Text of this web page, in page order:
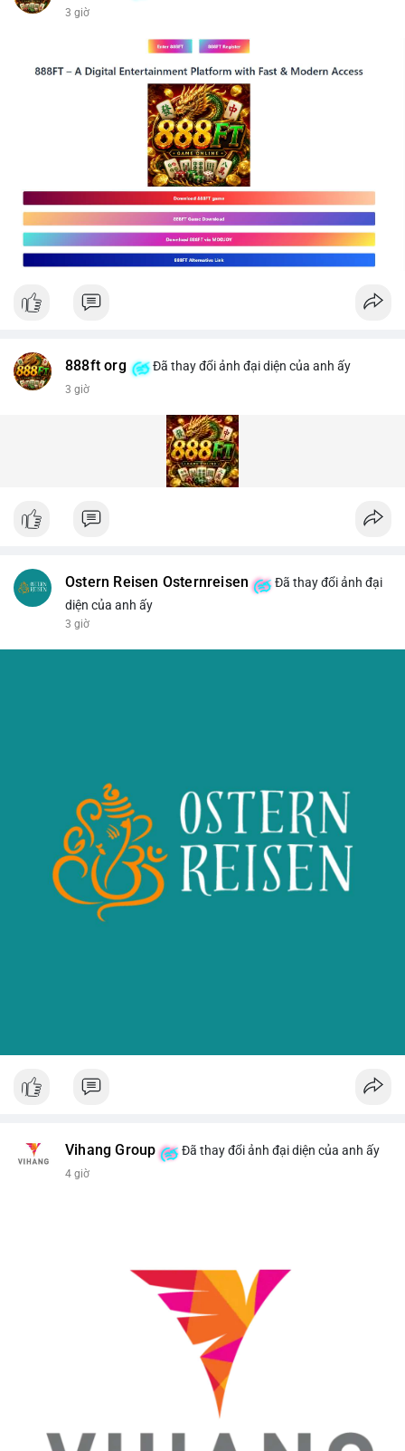
3 giờ
888ft org Đã thay đổi ảnh đại diện của anh ấy
3 giờ
Ostern Reisen Osternreisen
Đã thay đổi ảnh đại
diện của anh ấy
3 giờ
Vihang Group Đã thay đổi ảnh đại diện của anh ấy
4 giờ